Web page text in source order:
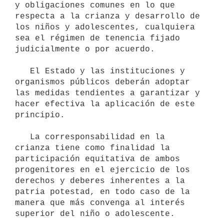
y obligaciones comunes en lo que
respecta a la crianza y desarrollo de
los niños y adolescentes, cualquiera
sea el régimen de tenencia fijado
judicialmente o por acuerdo.
organismos públicos deberán adoptar
las medidas tendientes a garantizar y
hacer efectiva la aplicación de este
principio.
crianza tiene como finalidad la
participación equitativa de ambos
progenitores en el ejercicio de los
derechos y deberes inherentes a la
patria potestad, en todo caso de la
manera que más convenga al interés